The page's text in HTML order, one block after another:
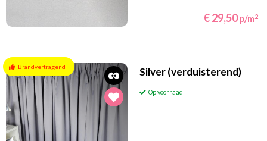
€ 29,50 p/m2
Brandvertragend Silver (verduisterend)
Op voorraad